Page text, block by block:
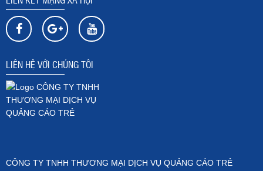
LIÊN HỆ VỚI CHÚNG TÔI
CÔNG TY TNHH THƯƠNG MẠI DỊCH VỤ QUẢNG CÁO TRẺ